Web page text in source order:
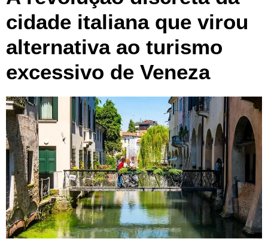
cidade italiana que virou
alternativa ao turismo
excessivo de Veneza